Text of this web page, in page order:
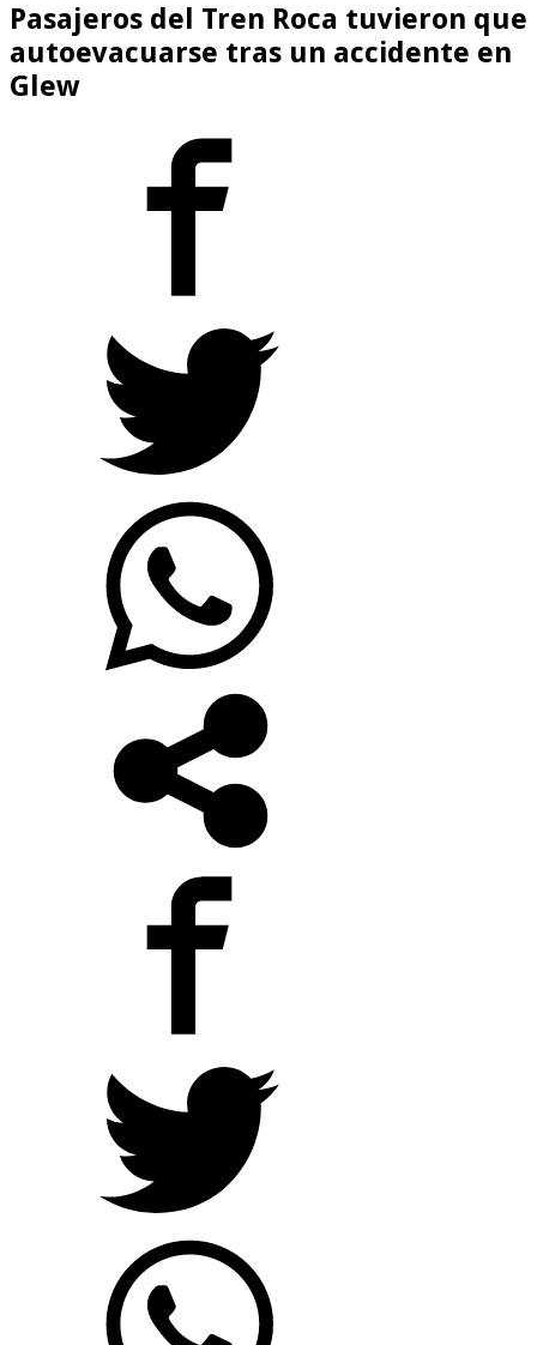
Pasajeros del Tren Roca tuvieron que
autoevacuarse tras un accidente en
Glew